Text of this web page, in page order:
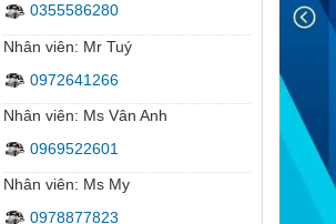
0355586280
Nhân viên: Mr Tuý
0972641266
Nhân viên: Ms Vân Anh
0969522601
Nhân viên: Ms My
0978877823